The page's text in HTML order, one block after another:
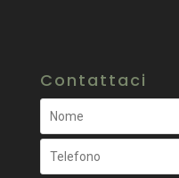
Contattaci